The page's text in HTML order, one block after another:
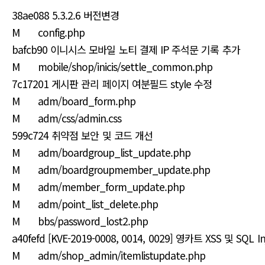
38ae088 5.3.2.6 버전변경
M config.php
bafcb90 이니시스 모바일 노티 결제 IP 주석문 기록 추가
M mobile/shop/inicis/settle_common.php
7c17201 게시판 관리 페이지 여분필드 style 수정
M adm/board_form.php
M adm/css/admin.css
599c724 취약점 보안 및 코드 개선
M adm/boardgroup_list_update.php
M adm/boardgroupmember_update.php
M adm/member_form_update.php
M adm/point_list_delete.php
M bbs/password_lost2.php
a40fefd [KVE-2019-0008, 0014, 0029] 영카트 XSS 및 SQL
M adm/shop_admin/itemlistupdate.php